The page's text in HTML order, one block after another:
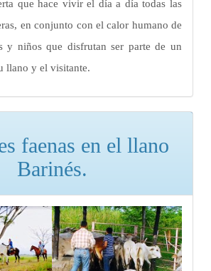
que hace vivir el día a día todas las
en conjunto con el calor humano de
y niños que disfrutan ser parte de un
llano y el visitante.
faenas en el llano
Barinés.